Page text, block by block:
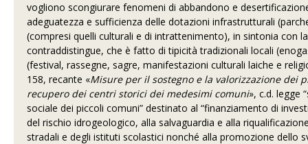
vogliono scongiurare fenomeni di abbandono e
adeguatezza e sufficienza delle dotazioni infrastrutturali
(compresi quelli culturali e di intrattenimento), in sintonia con
contraddistingue, che è fatto di tipicità tradizionali locali
(festival, rassegne, sagre, manifestazioni culturali laiche e
158, recante «Misure per il sostegno e la valorizzazione dei
recupero dei centri storici dei medesimi comuni», c.d. legge
sociale dei piccoli comuni” destinato al “finanziamento di
del rischio idrogeologico, alla salvaguardia e alla
stradali e degli istituti scolastici nonché alla promozione dello